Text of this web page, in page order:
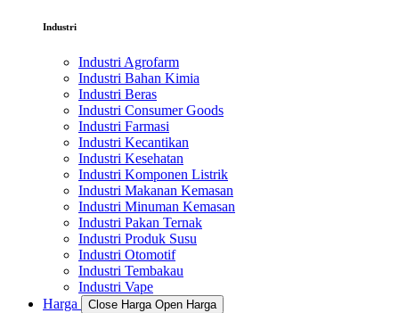
Industri
Industri Agrofarm
Industri Bahan Kimia
Industri Beras
Industri Consumer Goods
Industri Farmasi
Industri Kecantikan
Industri Kesehatan
Industri Komponen Listrik
Industri Makanan Kemasan
Industri Minuman Kemasan
Industri Pakan Ternak
Industri Produk Susu
Industri Otomotif
Industri Tembakau
Industri Vape
Harga
Close Harga Open Harga